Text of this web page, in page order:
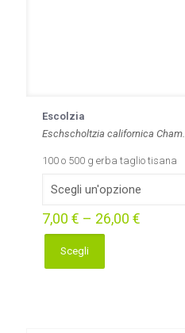
Escolzia
Eschscholtzia californica Cham.
100 o 500 g erba taglio tisana
7,00 € – 26,00 €
Scegli
Questo
prodotto